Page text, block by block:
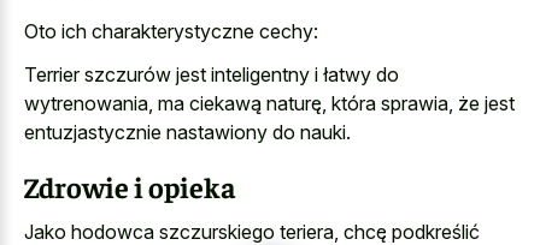
Oto ich charakterystyczne cechy:
Terrier szczurów jest inteligentny i łatwy do
wytrenowania, ma ciekawą naturę, która sprawia, że jest
entuzjastycznie nastawiony do nauki.
Zdrowie i opieka
Jako hodowca szczurskiego teriera, chcę podkreślić